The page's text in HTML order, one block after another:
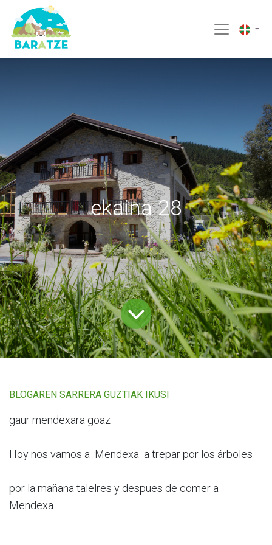
ekaina 28
BLOGAREN SARRERA GUZTIAK IKUSI
gaur mendexara goaz
Hoy nos vamos a Mendexa a trepar por los árboles
por la mañana talelres y despues de comer a
Mendexa